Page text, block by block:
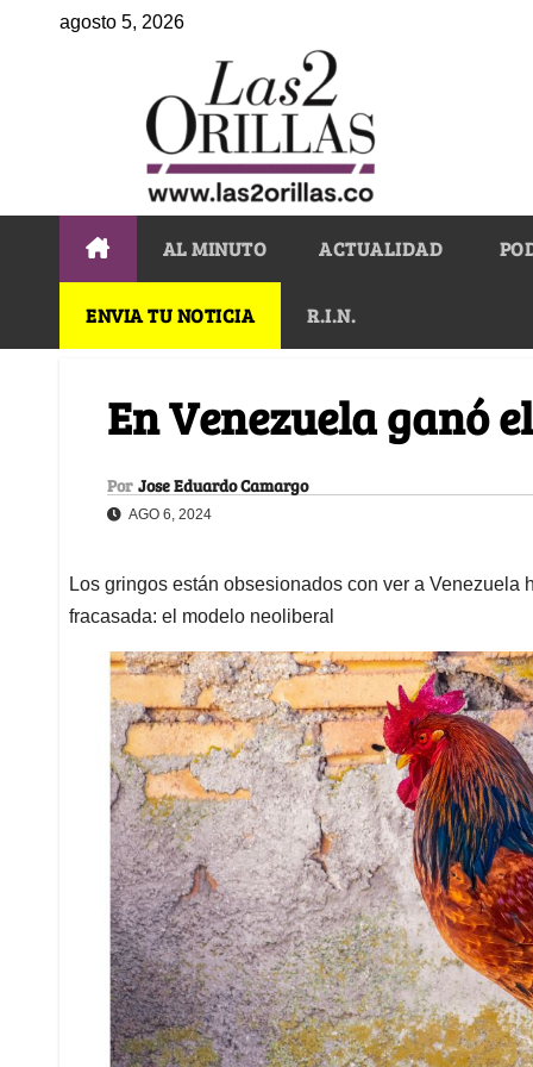
agosto 5, 2026
AL MINUTO ACTUALIDAD
ENVIA TU NOTICIA R.I.N.
En Venezuela ganó
Por Jose Eduardo Camargo
AGO 6, 2024
Los gringos están obsesionados con ver a
fracasada: el modelo neoliberal